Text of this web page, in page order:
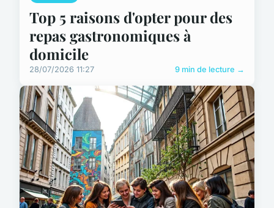
Top 5 raisons d'opter pour des
repas gastronomiques à
domicile
28/07/2026 11:27 9 min de lecture →